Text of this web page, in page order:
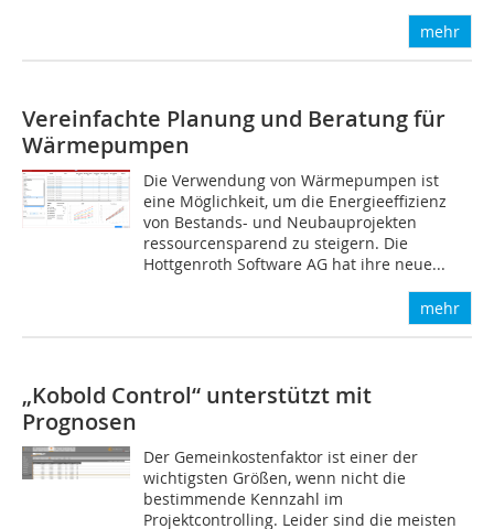
mehr
Vereinfachte Planung und Beratung für
Wärmepumpen
Die Verwendung von Wärmepumpen ist
eine Möglichkeit, um die Energieeffizienz
von Bestands- und Neubauprojekten
ressourcensparend zu steigern. Die
Hottgenroth Software AG hat ihre neue...
mehr
„Kobold Control“ unterstützt mit
Prognosen
Der Gemeinkostenfaktor ist einer der
wichtigsten Größen, wenn nicht die
bestimmende Kennzahl im
Projektcontrolling. Leider sind die meisten